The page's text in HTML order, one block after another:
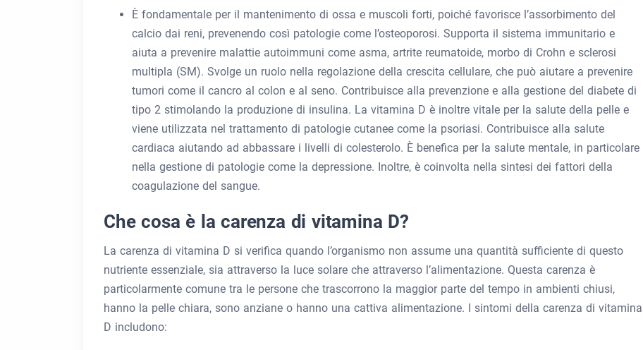
È fondamentale per il mantenimento di ossa e muscoli forti, poiché favorisce l’assorbimento del
calcio dai reni, prevenendo così patologie come l’osteoporosi. Supporta il sistema immunitario e
aiuta a prevenire malattie autoimmuni come asma, artrite reumatoide, morbo di Crohn e sclerosi
multipla (SM). Svolge un ruolo nella regolazione della crescita cellulare, che può aiutare a prevenire
tumori come il cancro al colon e al seno. Contribuisce alla prevenzione e alla gestione del diabete di
tipo 2 stimolando la produzione di insulina. La vitamina D è inoltre vitale per la salute della pelle e
viene utilizzata nel trattamento di patologie cutanee come la psoriasi. Contribuisce alla salute
cardiaca aiutando ad abbassare i livelli di colesterolo. È benefica per la salute mentale, in particolare
nella gestione di patologie come la depressione. Inoltre, è coinvolta nella sintesi dei fattori della
coagulazione del sangue.
Che cosa è la carenza di vitamina D?
La carenza di vitamina D si verifica quando l’organismo non assume una quantità sufficiente di questo
nutriente essenziale, sia attraverso la luce solare che attraverso l’alimentazione. Questa carenza è
particolarmente comune tra le persone che trascorrono la maggior parte del tempo in ambienti chiusi,
hanno la pelle chiara, sono anziane o hanno una cattiva alimentazione. I sintomi della carenza di vitamina
D includono: